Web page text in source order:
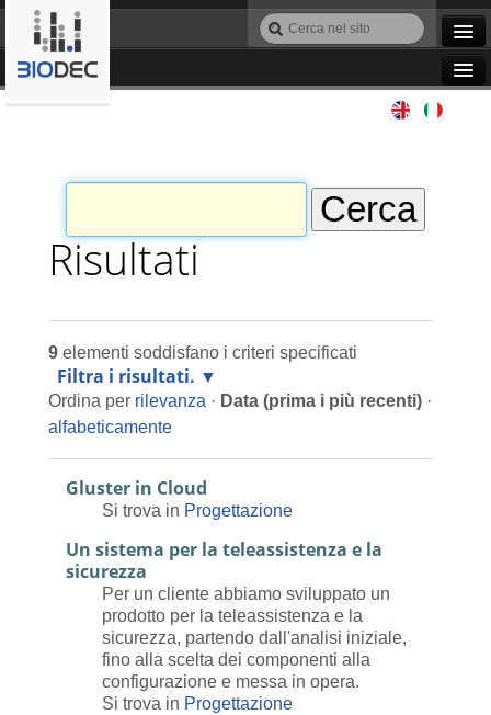
Cerca
nel
Ricerca
Automazione
Bioinformatica
Progettazione
Programmazione
Risultati
9 elementi soddisfano i criteri specificati
Filtra i risultati.
Ordina per rilevanza · Data (prima i più recenti) ·
alfabeticamente
Gluster in Cloud
Si trova in Progettazione
Un sistema per la teleassistenza e la
sicurezza
Per un cliente abbiamo sviluppato un
prodotto per la teleassistenza e la
sicurezza, partendo dall'analisi iniziale,
fino alla scelta dei componenti alla
configurazione e messa in opera.
Si trova in Progettazione